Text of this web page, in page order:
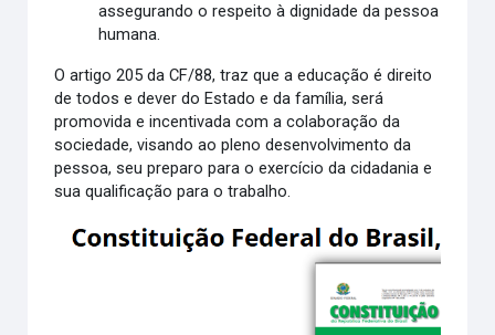
assegurando o respeito à dignidade da pessoa
humana.
O artigo 205 da CF/88, traz que a educação é direito
de todos e dever do Estado e da família, será
promovida e incentivada com a colaboração da
sociedade, visando ao pleno desenvolvimento da
pessoa, seu preparo para o exercício da cidadania e
sua qualificação para o trabalho.